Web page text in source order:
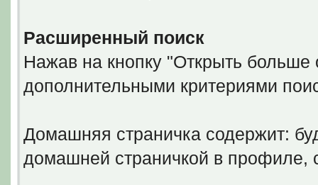
Расширенный поиск
Нажав на кнопку "Открыть
дополнительными критериями
Домашняя страничка содержит:
домашней страничкой в